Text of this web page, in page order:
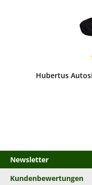
Hubertus
Newsletter
Kundenbewertungen